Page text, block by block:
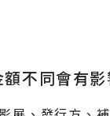
不同會有影